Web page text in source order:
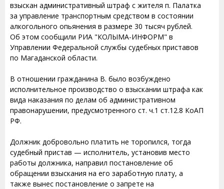
взыскан административный штраф с жителя п. Палатка
за управление транспортным средством в состоянии
алкогольного опьянения в размере 30 тысяч рублей.
Об этом сообщили РИА "КОЛЫМА-ИНФОРМ" в
Управлении Федеральной службы судебных приставов
по Магаданской области.
В отношении гражданина В. было возбуждено
исполнительное производство о взыскании штрафа как
вида наказания по делам об административном
правонарушении, предусмотренного ст. ч.1 ст.12.8 КоАП
РФ.
Должник добровольно платить не торопился, тогда
судебный пристав — исполнитель, установив место
работы должника, направил постановление об
обращении взыскания на его заработную плату, а
также вынес постановление о запрете на